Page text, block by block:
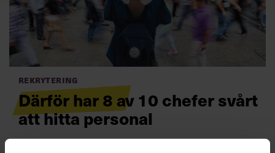
Villkor och policy för
personuppgiftsbehandling
Rekrytering
Därför har 8 av 10 chefer svårt
att hitta personal